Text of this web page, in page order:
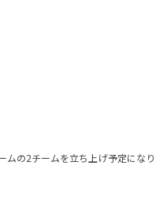
ムの2チームを立ち上げ予定になり